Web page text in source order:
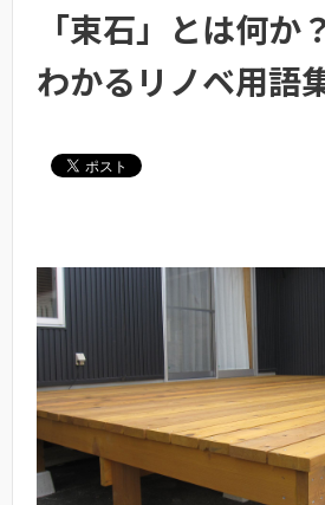
「束石」とは何か
わかるリノベ用語